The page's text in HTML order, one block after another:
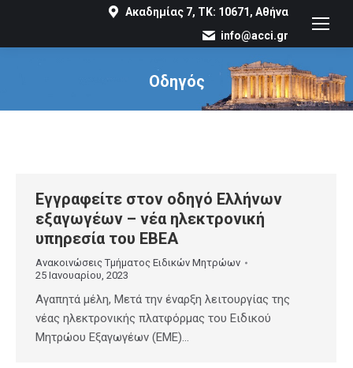
Ακαδημίας 7, ΤΚ: 10671, Αθήνα
info@acci.gr
Οδηγός
You are here:
Εγγραφείτε στον οδηγό Ελλήνων
εξαγωγέων – νέα ηλεκτρονική
υπηρεσία του ΕΒΕΑ
Ανακοινώσεις Τμήματος Ειδικών Μητρώων
25 Ιανουαρίου, 2023
Αγαπητά μέλη, Μετά την έναρξη λειτουργίας της
νέας ηλεκτρονικής πλατφόρμας του Ειδικού
Μητρώου Εξαγωγέων (ΕΜΕ)…